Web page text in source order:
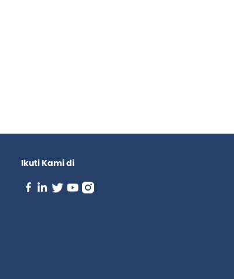
Ikuti Kami di